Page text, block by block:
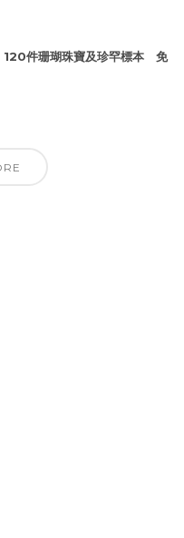
件珊瑚珠寶及珍罕標本 免